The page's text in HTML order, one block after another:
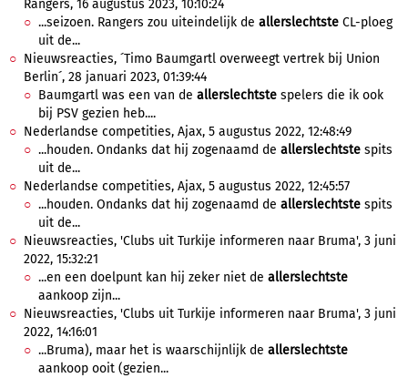
Rangers, 16 augustus 2023, 10:10:24
...seizoen. Rangers zou uiteindelijk de allerslechtste CL-ploeg
uit de...
Nieuwsreacties, ´Timo Baumgartl overweegt vertrek bij Union
Berlin´, 28 januari 2023, 01:39:44
Baumgartl was een van de allerslechtste spelers die ik ook
bij PSV gezien heb....
Nederlandse competities, Ajax, 5 augustus 2022, 12:48:49
...houden. Ondanks dat hij zogenaamd de allerslechtste spits
uit de...
Nederlandse competities, Ajax, 5 augustus 2022, 12:45:57
...houden. Ondanks dat hij zogenaamd de allerslechtste spits
uit de...
Nieuwsreacties, 'Clubs uit Turkije informeren naar Bruma', 3 juni
2022, 15:32:21
...en een doelpunt kan hij zeker niet de allerslechtste
aankoop zijn...
Nieuwsreacties, 'Clubs uit Turkije informeren naar Bruma', 3 juni
2022, 14:16:01
...Bruma), maar het is waarschijnlijk de allerslechtste
aankoop ooit (gezien...